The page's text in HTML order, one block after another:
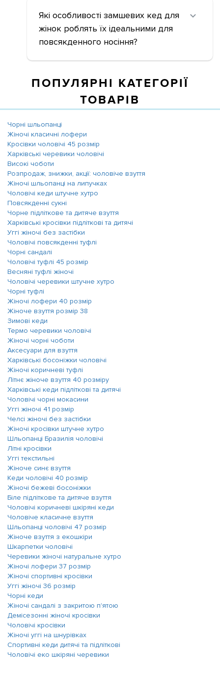
Які особливості замшевих кед для
жінок роблять їх ідеальними для
повсякденного носіння?
ПОПУЛЯРНІ КАТЕГОРІЇ
ТОВАРІВ
Чорні шльопанці
Жіночі класичні лофери
Кросівки чоловічі 45 розмір
Харківські черевики чоловічі
Високі чоботи
Розпродаж, знижки, акції: чоловіче взуття
Жіночі шльопанці на липучках
Чоловічі кеди штучне хутро
Повсякденні сукні
Чорне підліткове та дитяче взуття
Харківські кросівки підліткові та дитячі
Уггі жіночі без застібки
Чоловічі повсякденні туфлі
Чорні сандалі
Чоловічі туфлі 45 розмір
Весняні туфлі жіночі
Чоловічі черевики штучне хутро
Чорні туфлі
Жіночі лофери 40 розмір
Жіноче взуття розмір 38
Зимові кеди
Термо черевики чоловічі
Жіночі чорні чоботи
Аксесуари для взуття
Харківські босоніжки чоловічі
Жіночі коричневі туфлі
Літнє жіноче взуття 40 розміру
Харківські кеди підліткові та дитячі
Чоловічі чорні мокасини
Уггі жіночі 41 розмір
Челсі жіночі без застібки
Жіночі кросівки штучне хутро
Шльопанці Бразилія чоловічі
Літні кросівки
Уггі текстильні
Жіноче синє взуття
Кеди чоловічі 40 розмір
Жіночі бежеві босоніжки
Біле підліткове та дитяче взуття
Чоловічі коричневі шкіряні кеди
Чоловіче класичне взуття
Шльопанці чоловічі 47 розмір
Жіноче взуття з екошкіри
Шкарпетки чоловічі
Черевики жіночі натуральне хутро
Жіночі лофери 37 розмір
Жіночі спортивні кросівки
Уггі жіночі 36 розмір
Чорні кеди
Жіночі сандалі з закритою п'ятою
Демісезонні жіночі кросівки
Чоловічі кросівки
Жіночі уггі на шнурівках
Спортивні кеди дитячі та підліткові
Чоловічі еко шкіряні черевики